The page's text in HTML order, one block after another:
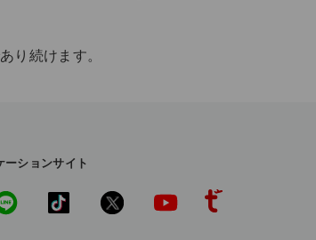
り続けます。
ーションサイト